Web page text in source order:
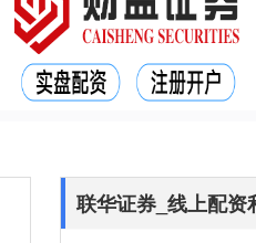
联华证券_线上配